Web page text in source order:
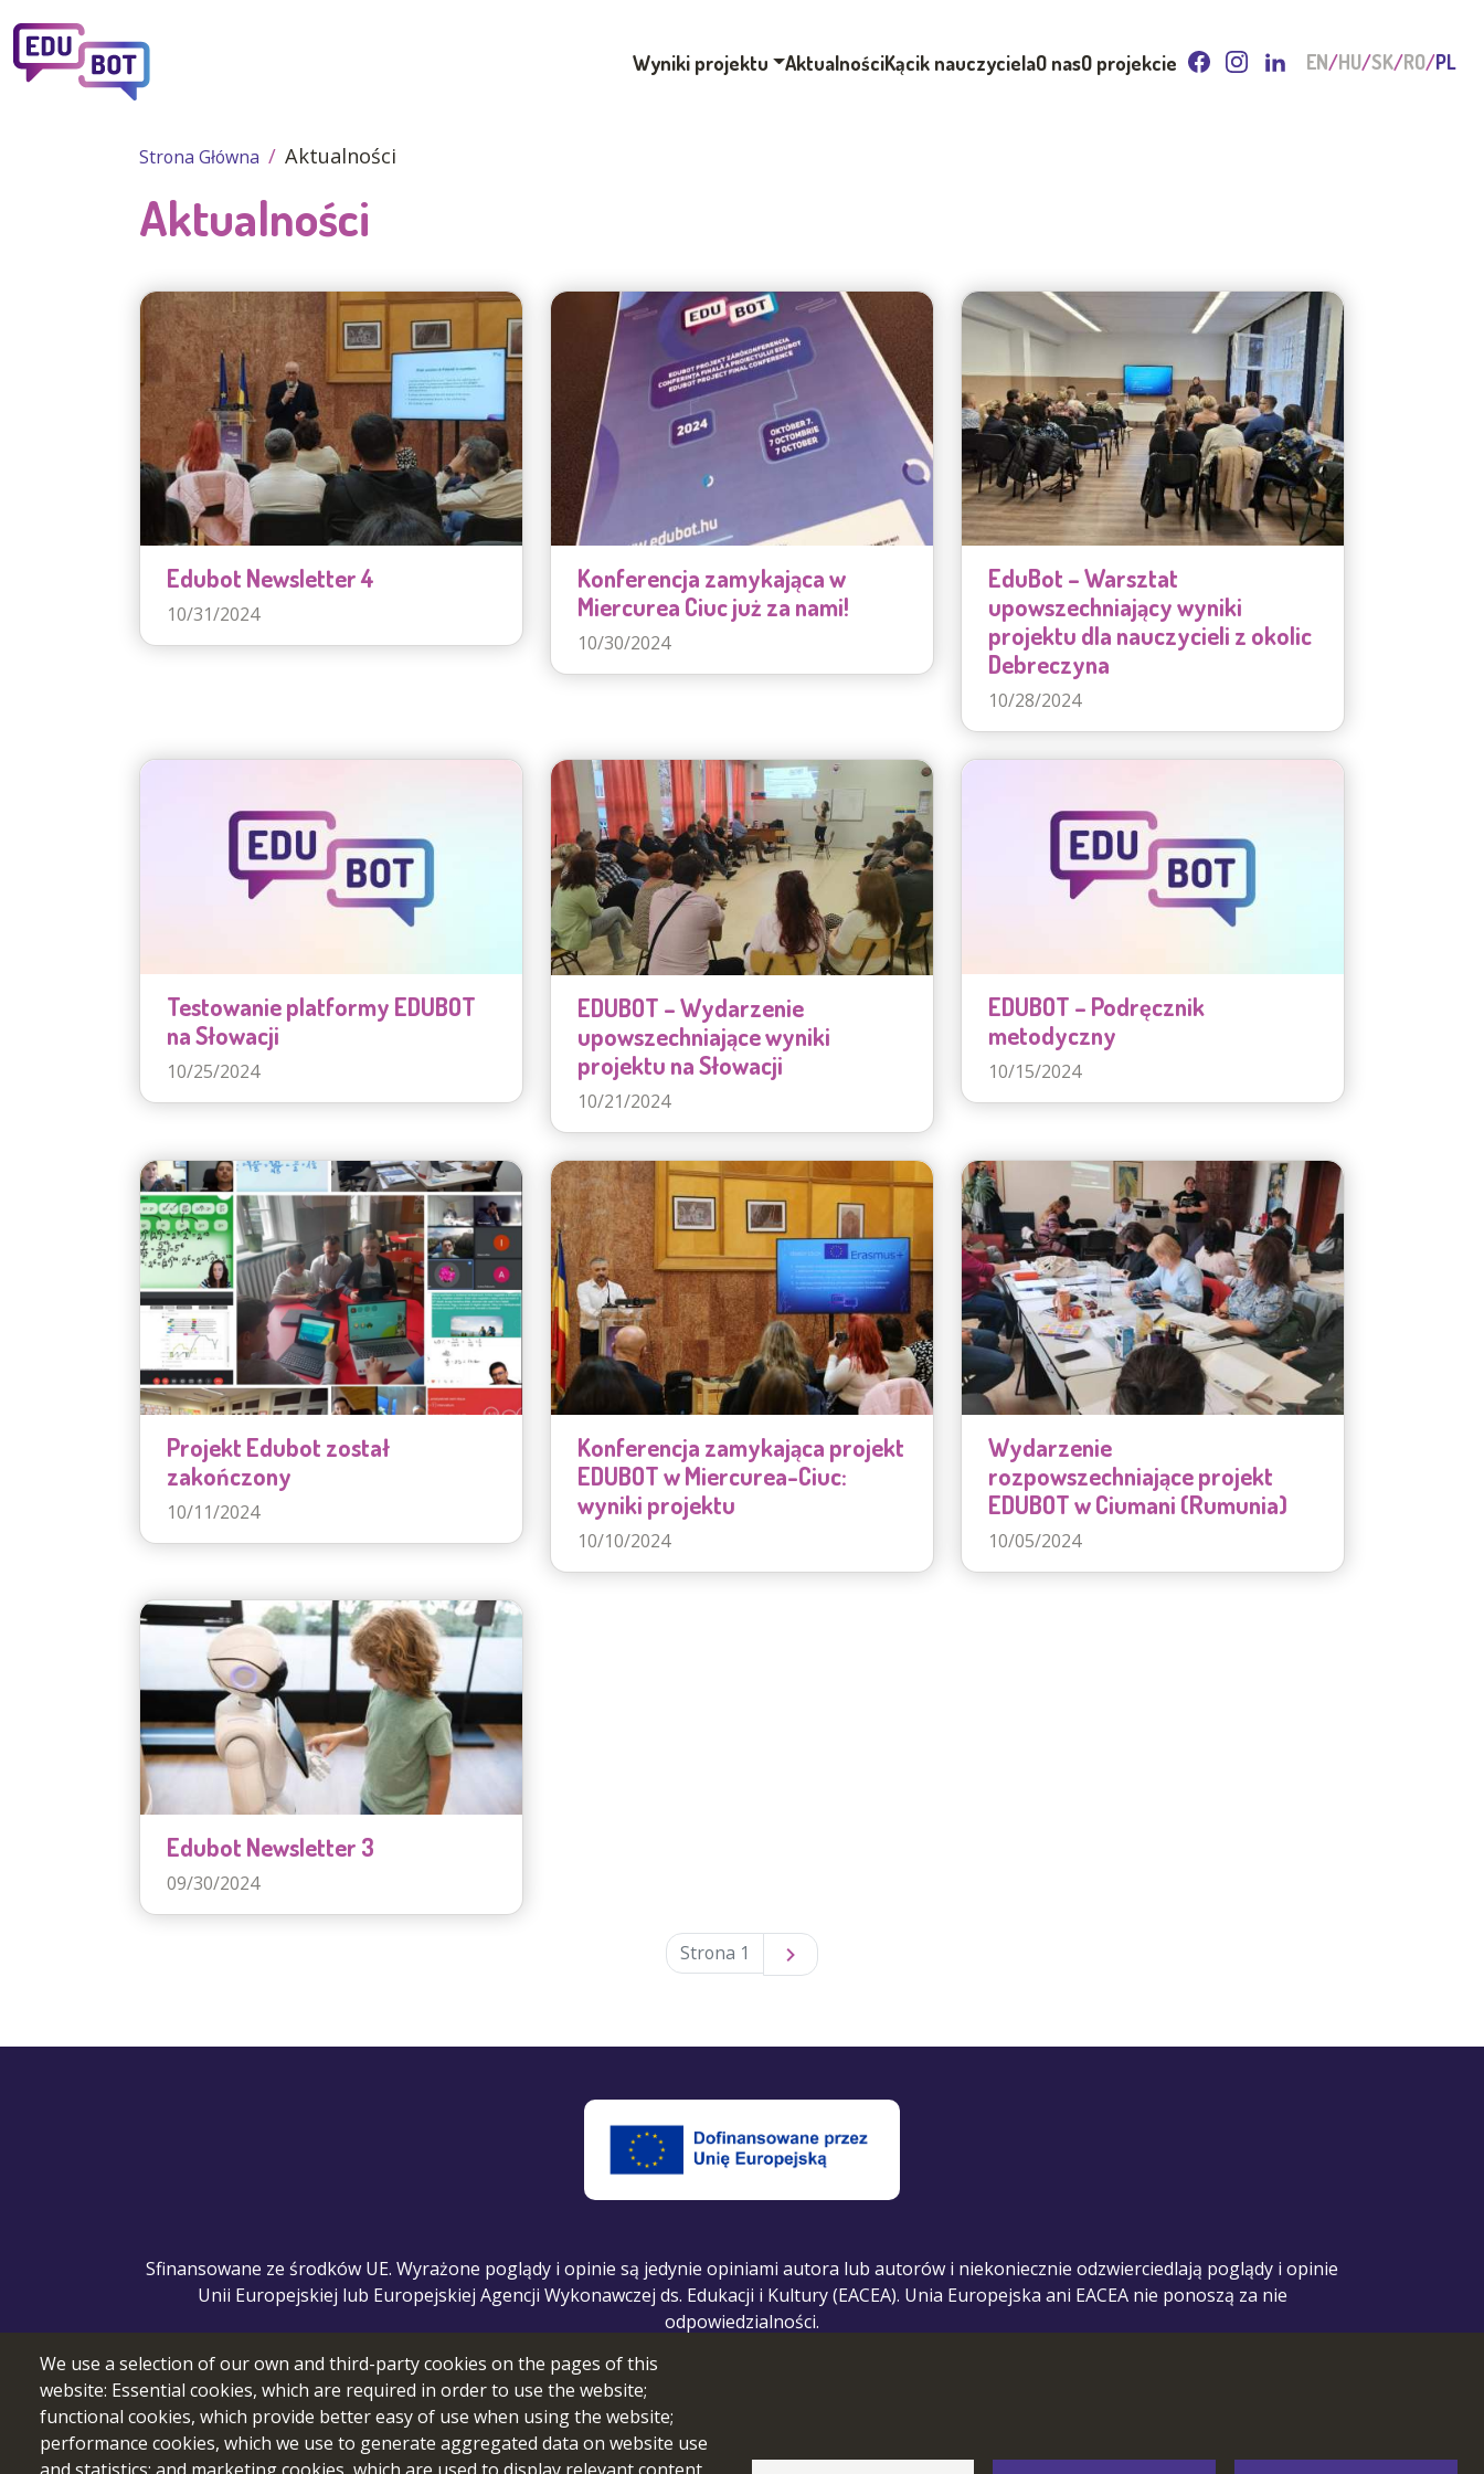
Wyniki projektu AktualnościKącik nauczycielaO nasO projekcie EN HU SK RO PL
Strona Główna Aktualności
Aktualności
Edubot Newsletter 4
10/31/2024
Konferencja zamykająca w
Miercurea Ciuc już za nami!
10/30/2024
EduBot – Warsztat
upowszechniający wyniki
projektu dla nauczycieli z okolic
Debreczyna
10/28/2024
Testowanie platformy EDUBOT
na Słowacji
10/25/2024
EDUBOT – Wydarzenie
upowszechniające wyniki
projektu na Słowacji
10/21/2024
EDUBOT – Podręcznik
metodyczny
10/15/2024
Projekt Edubot został
zakończony
10/11/2024
Konferencja zamykająca projekt
EDUBOT w Miercurea-Ciuc:
wyniki projektu
10/10/2024
Wydarzenie
rozpowszechniające projekt
EDUBOT w Ciumani (Rumunia)
10/05/2024
Edubot Newsletter 3
09/30/2024
Strona 1
Sfinansowane ze środków UE. Wyrażone poglądy i opinie są jedynie opiniami autora lub autorów i niekoniecznie odzwierciedlają poglądy i opinie
Unii Europejskiej lub Europejskiej Agencji Wykonawczej ds. Edukacji i Kultury (EACEA). Unia Europejska ani EACEA nie ponoszą za nie
odpowiedzialności.
We use a selection of our own and third-party cookies on the pages of this
website: Essential cookies, which are required in order to use the website;
functional cookies, which provide better easy of use when using the website;
performance cookies, which we use to generate aggregated data on website use